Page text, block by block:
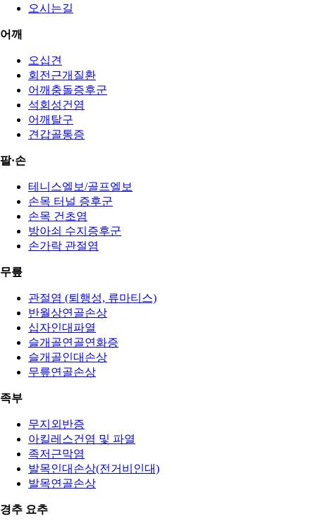
오시는길
어깨
오십견
회전근개질환
어깨충돌증후군
석회성건염
어깨탈구
견갑골통증
팔·손
테니스엘보/골프엘보
손목 터널 증후군
손목 건초염
방아쇠 수지증후군
손가락 관절염
무릎
관절염 (퇴행성, 류마티스)
반월상연골손상
십자인대파열
슬개골연골연화증
슬개골인대손상
무릎연골손상
족부
무지외반증
아킬레스건염 및 파열
족저근막염
발목인대손상(전거비인대)
발목연골손상
경추 요추